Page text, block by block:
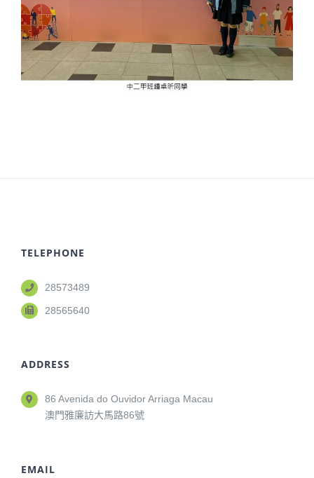
TELEPHONE
28573489
28565640
ADDRESS
86 Avenida do Ouvidor Arriaga Macau
澳門雅廉訪大馬路86號
EMAIL